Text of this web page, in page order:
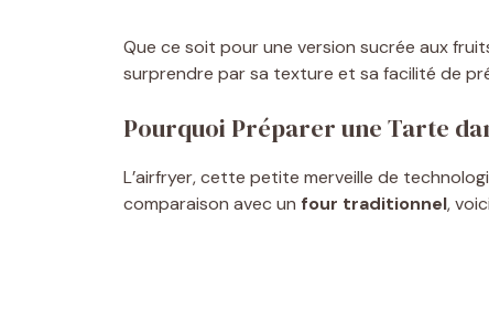
Que ce soit pour une version sucrée aux
surprendre par sa texture et sa facilité de
Pourquoi Préparer une Tarte
L’airfryer, cette petite merveille de
comparaison avec un four traditionnel,